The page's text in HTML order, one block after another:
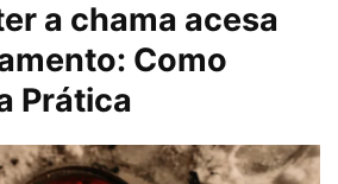
a chama acesa
Como
Prática